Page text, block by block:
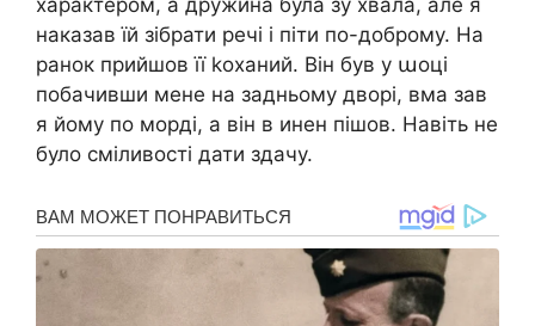
характером, а дружина була зу хвала, але я
наказав їй зібрати речі і піти по-доброму. На
ранок прийшов її kоханий. Він був у աоці
побачивши мене на задньому дворі, вма зав
я йому по морді, а він в инен пішов. Навіть не
було сміливості дати здачу.